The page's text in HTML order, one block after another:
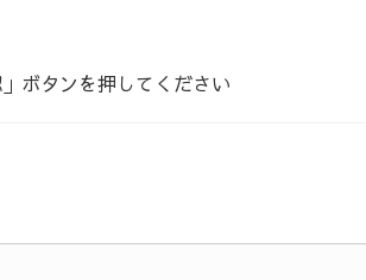
ボタンを押してください